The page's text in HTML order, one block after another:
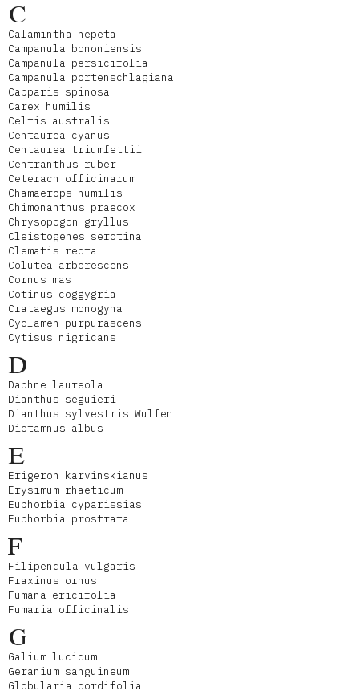
C
Calamintha nepeta
Campanula bononiensis
Campanula persicifolia
Campanula portenschlagiana
Capparis spinosa
Carex humilis
Celtis australis
Centaurea cyanus
Centaurea triumfettii
Centranthus ruber
Ceterach officinarum
Chamaerops humilis
Chimonanthus praecox
Chrysopogon gryllus
Cleistogenes serotina
Clematis recta
Colutea arborescens
Cornus mas
Cotinus coggygria
Crataegus monogyna
Cyclamen purpurascens
Cytisus nigricans
D
Daphne laureola
Dianthus seguieri
Dianthus sylvestris Wulfen
Dictamnus albus
E
Erigeron karvinskianus
Erysimum rhaeticum
Euphorbia cyparissias
Euphorbia prostrata
F
Filipendula vulgaris
Fraxinus ornus
Fumana ericifolia
Fumaria officinalis
G
Galium lucidum
Geranium sanguineum
Globularia cordifolia